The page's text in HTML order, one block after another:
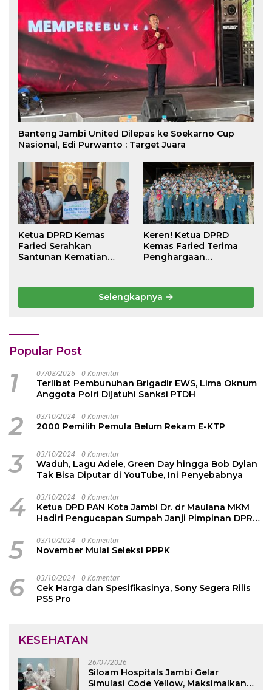
Banteng Jambi United Dilepas ke Soekarno Cup
Nasional, Edi Purwanto : Target Juara
Ketua DPRD Kemas
Faried Serahkan
Santunan Kematian
Juta kepada Ahli Waris
Keren! Ketua DPRD
Kemas Faried Terima
Penghargaan
dari Persekutuan
Pengakap Malaysia
Selengkapnya
Popular Post
1 07/08/2026 0 Komentar
Terlibat Pembunuhan Brigadir EWS, Lima Oknum
Anggota Polri Dijatuhi Sanksi PTDH
2 03/10/2024 0 Komentar
2000 Pemilih Pemula Belum Rekam E-KTP
3 03/10/2024 0 Komentar
Waduh, Lagu Adele, Green Day hingga Bob Dylan
Tak Bisa Diputar di YouTube, Ini Penyebabnya
4 03/10/2024 0 Komentar
Ketua DPD PAN Kota Jambi Dr. dr Maulana MKM
Hadiri Pengucapan Sumpah Janji Pimpinan DPRD
5 03/10/2024 0 Komentar
November Mulai Seleksi PPPK
6 03/10/2024 0 Komentar
Cek Harga dan Spesifikasinya, Sony Segera Rilis
PS5 Pro
KESEHATAN
26/07/2026
Siloam Hospitals Jambi Gelar
Simulasi Code Yellow, Maksimalkan